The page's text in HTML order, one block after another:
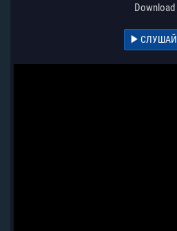
Download
СЛУШАЙ